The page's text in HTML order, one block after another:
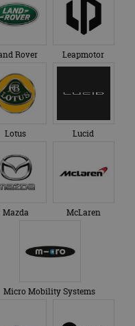
Rover Leapmotor
Lotus Lucid
Mazda McLaren
Micro Mobility Systems